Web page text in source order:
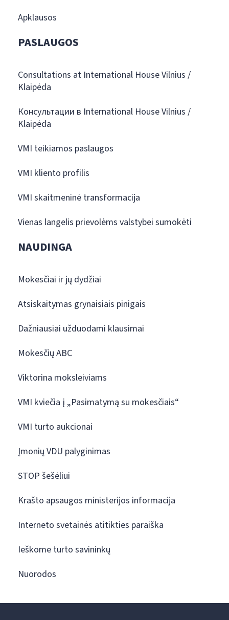
Apklausos
PASLAUGOS
Consultations at International House Vilnius /
Klaipėda
Консультации в International House Vilnius /
Klaipėda
VMI teikiamos paslaugos
VMI kliento profilis
VMI skaitmeninė transformacija
Vienas langelis prievolėms valstybei sumokėti
NAUDINGA
Mokesčiai ir jų dydžiai
Atsiskaitymas grynaisiais pinigais
Dažniausiai užduodami klausimai
Mokesčių ABC
Viktorina moksleiviams
VMI kviečia į „Pasimatymą su mokesčiais“
VMI turto aukcionai
Įmonių VDU palyginimas
STOP šešėliui
Krašto apsaugos ministerijos informacija
Interneto svetainės atitikties paraiška
Ieškome turto savininkų
Nuorodos